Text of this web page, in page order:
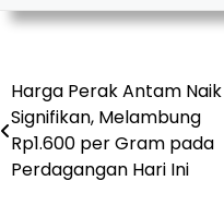
Post
navigation
Harga Perak Antam Naik
Signifikan, Melambung
Rp1.600 per Gram pada
Perdagangan Hari Ini